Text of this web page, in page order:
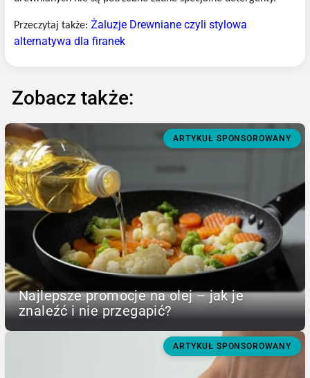
Przeczytaj także: Żaluzje Drewniane czyli stylowa
alternatywa dla firanek
Zobacz także:
ARTYKUŁ SPONSOROWANY
Najlepsze promocje na olej – jak je
znaleźć i nie przegapić?
ARTYKUŁ SPONSOROWANY